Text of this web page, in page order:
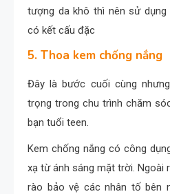
tượng da khô thì nên sử
có kết cấu đặc
5. Thoa kem chống nắng
Đây là bước cuối cùng
trọng trong chu trình chăm
bạn tuổi teen.
Kem chống nắng có công
xạ từ ánh sáng mặt trời. Ngoài
rào bảo vệ các nhân tố bên